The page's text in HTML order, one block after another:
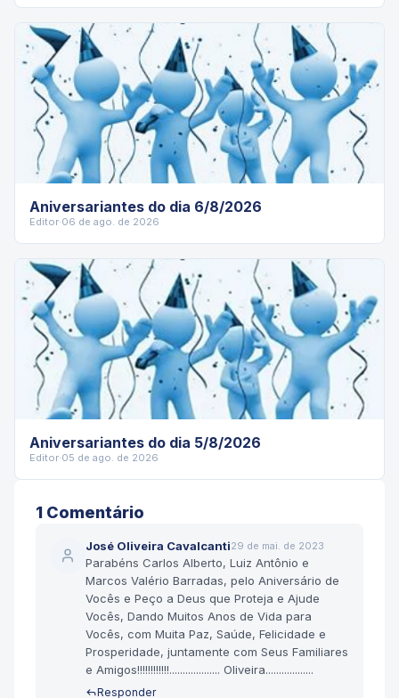
Aniversariantes do dia 6/8/2026
Editor·06 de ago. de 2026
Aniversariantes do dia 5/8/2026
Editor·05 de ago. de 2026
1 Comentário
José Oliveira Cavalcanti29 de mai. de 2023
Parabéns Carlos Alberto, Luiz Antônio e
Marcos Valério Barradas, pelo Aniversário de
Vocês e Peço a Deus que Proteja e Ajude
Vocês, Dando Muitos Anos de Vida para
Vocês, com Muita Paz, Saúde, Felicidade e
Prosperidade, juntamente com Seus Familiares
e Amigos!!!!!!!!!!!!................... Oliveira..................
Responder